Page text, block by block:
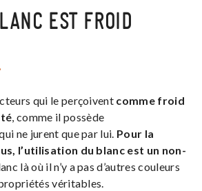
EST FROID
qui le perçoivent comme froid
, comme il possède
ne jurent que par lui. Pour la
l’utilisation du blanc est un non-
là où il n’y a pas d’autres couleurs
véritables.